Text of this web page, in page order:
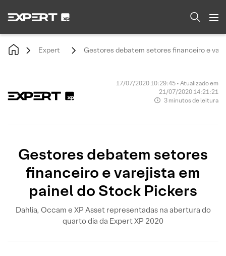
Expert Gestores debatem setores financeiro e
17/07/2020 10:29:45 • Atualizado em
21/07/2020 14:21:21
3 minutos de leitura
Gestores debatem setores
financeiro e varejista em
painel do Stock Pickers
Dahlia, Occam e XP Asset representadas na abertura do
quarto dia da Expert XP 2020